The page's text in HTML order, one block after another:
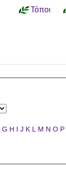
Τόποι
G H I J K L M N O P